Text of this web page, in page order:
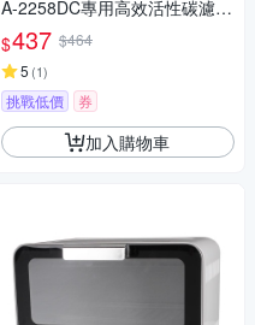
A-2258DC專用高效活性碳濾網
SA-T556
$437 $464
5 (1)
挑戰低價 券
加入購物車